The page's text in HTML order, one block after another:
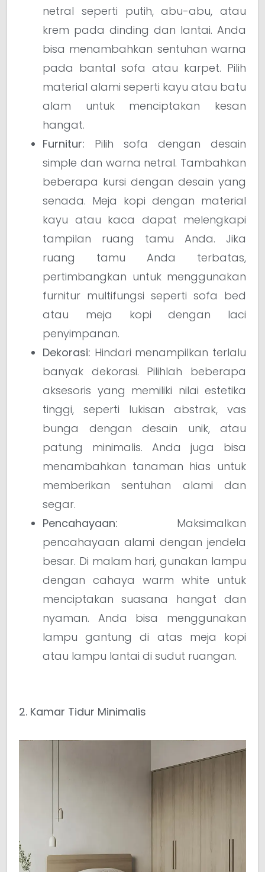
netral seperti putih, abu-abu, atau
krem pada dinding dan lantai. Anda
bisa menambahkan sentuhan warna
pada bantal sofa atau karpet. Pilih
material alami seperti kayu atau batu
alam untuk menciptakan kesan
hangat.
Furnitur: Pilih sofa dengan desain
simple dan warna netral. Tambahkan
beberapa kursi dengan desain yang
senada. Meja kopi dengan material
kayu atau kaca dapat melengkapi
tampilan ruang tamu Anda. Jika
ruang tamu Anda terbatas,
pertimbangkan untuk menggunakan
furnitur multifungsi seperti sofa bed
atau meja kopi dengan laci
penyimpanan.
Dekorasi: Hindari menampilkan terlalu
banyak dekorasi. Pilihlah beberapa
aksesoris yang memiliki nilai estetika
tinggi, seperti lukisan abstrak, vas
bunga dengan desain unik, atau
patung minimalis. Anda juga bisa
menambahkan tanaman hias untuk
memberikan sentuhan alami dan
segar.
Pencahayaan: Maksimalkan
pencahayaan alami dengan jendela
besar. Di malam hari, gunakan lampu
dengan cahaya warm white untuk
menciptakan suasana hangat dan
nyaman. Anda bisa menggunakan
lampu gantung di atas meja kopi
atau lampu lantai di sudut ruangan.
2. Kamar Tidur Minimalis